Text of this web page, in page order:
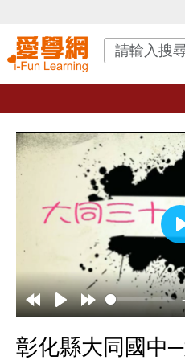
關鍵字搜
彰化縣大同國中